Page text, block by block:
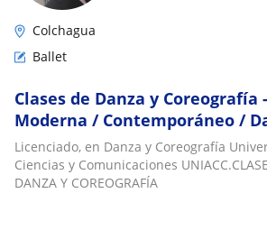
Colchagua
Ballet
Clases de Danza y
Moderna / Contemporáneo /
Espectáculo / Coreografía
Licenciado, en Danza y Coreografía
Ciencias y Comunicaciones
DANZA Y COREOGRAFÍA